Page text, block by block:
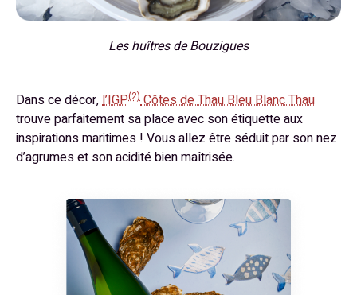
Les huîtres de Bouzigues
Dans ce décor,l’IGP(2)Côtes de Thau Bleu Blanc Thau
trouve parfaitement sa place avec son étiquette aux
inspirations maritimes ! Vous allez être séduit par son nez
d’agrumes et son acidité bien maîtrisée.